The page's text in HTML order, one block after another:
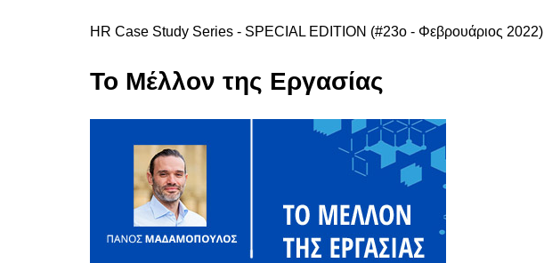
HR Case Study Series - SPECIAL EDITION (#23ο - Φεβρουάριος 2022)
Το Μέλλον της Εργασίας